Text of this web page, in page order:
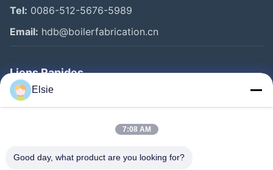
Tel: 0086-512-5676-5989
Email: hdb@boilerfabrication.cn
Liens Rapides
Maison
Visite D'usine
Elsie
7:08 AM
Good day, what product are you looking for?